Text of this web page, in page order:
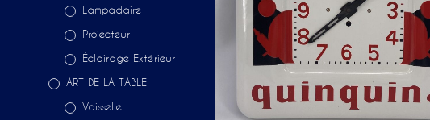
Lampadaire
Projecteur
Éclairage Extérieur
ART DE LA TABLE
Vaisselle